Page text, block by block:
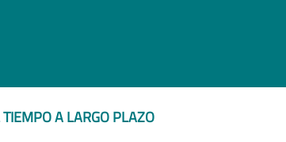
A LARGO PLAZO